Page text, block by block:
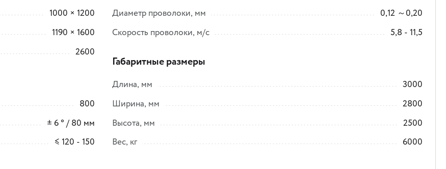
1000 × 1200
1190 × 1600
2600
800
± 6 ° / 80 мм
≤ 120 - 150
Диаметр проволоки, мм
0,12 ～0,20
Скорость проволоки, м/с
5,8 - 11,5
Габаритные размеры
Длина, мм
3000
Ширина, мм
2800
Высота, мм
2500
Вес, кг
6000